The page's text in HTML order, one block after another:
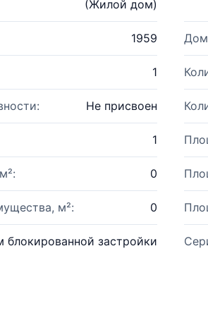
(Жилой дом)
1959 Дом
1
Не присвоен
1
0
м²: 0
застройки